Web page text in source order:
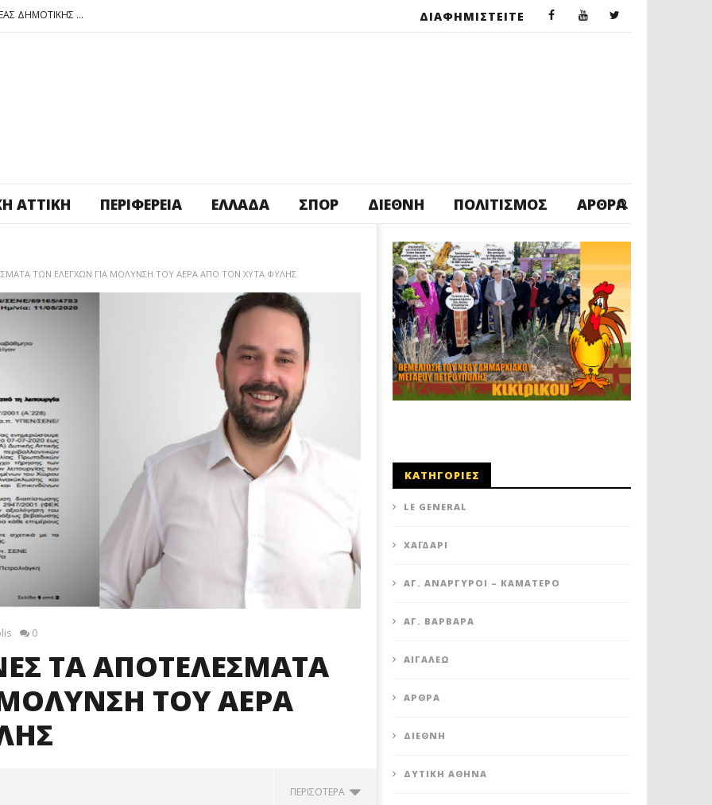
ΠΕΤΡΟΥΠΟΛΗ: ΕΞΟΡΜΗΣΗ ΤΗΣ ΝΕΑΣ ΔΗΜΟΤΙΚΗΣ ΑΡΧΗΣ ΣΤΑ ΣΧΟΛΕΙΑ ΔΙΑΦΗΜΙΣΤΕΙΤΕ
ΑΤΤΙΚΉ ΠΕΡΙΦΈΡΕΙΑ ΕΛΛΆΔΑ ΣΠΟΡ ΔΙΕΘΝΉ ΠΟΛΙΤΙΣΜΌΣ ΆΡΘΡΑ
ΤΩΝ ΕΛΕΓΧΩΝ ΓΙΑ ΜΟΛΥΝΣΗ ΤΟΥ ΑΕΡΑ ΑΠΟ ΤΟΝ ΧΥΤΑ ΦΥΛΗΣ
0
ΤΑ ΑΠΟΤΕΛΕΣΜΑΤΑ
ΤΟΥ ΑΕΡΑ
ΠΕΡΙΣΟΤΕΡΑ
ΚΑΤΗΓΟΡΙΕΣ
LE GENERAL
XΑΪΔΆΡΙ
ΆΓ. ΑΝΆΡΓΥΡΟΙ – KΑΜΑΤΕΡΌ
ΑΓ. ΒΑΡΒΆΡΑ
ΑΙΓΆΛΕΩ
ΆΡΘΡΑ
ΔΙΕΘΝΉ
ΔΥΤΙΚΉ ΑΘΉΝΑ